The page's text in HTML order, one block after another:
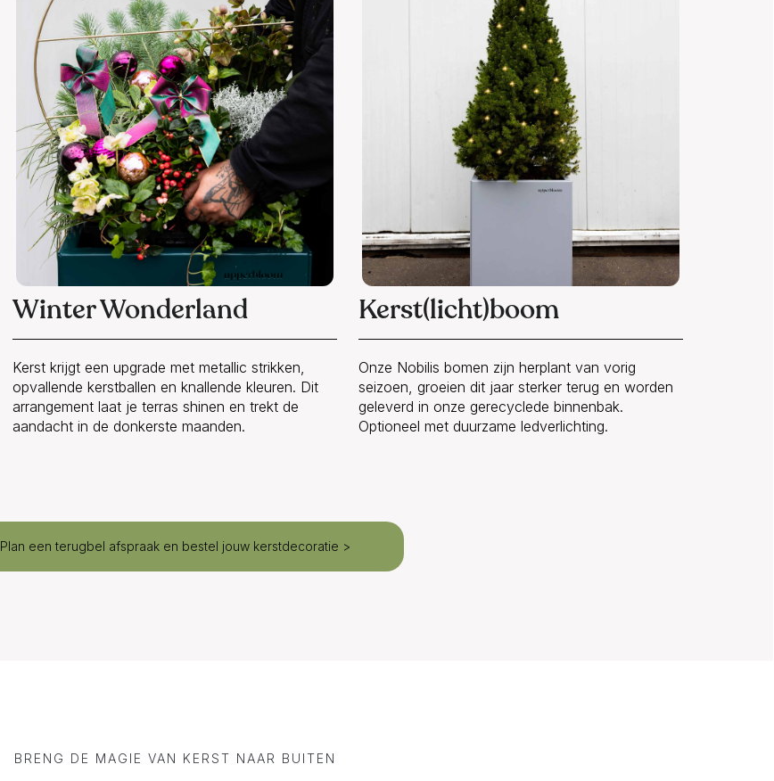
Winter Wonderland
Kerst krijgt een upgrade met metallic strikken,
opvallende kerstballen en knallende kleuren. Dit
arrangement laat je terras shinen en trekt de
aandacht in de donkerste maanden.
Kerst(licht)boom
Onze Nobilis bomen zijn herplant van vorig
seizoen, groeien dit jaar sterker terug en worden
geleverd in onze gerecyclede binnenbak.
Optioneel met duurzame ledverlichting.
Plan een terugbel afspraak en bestel jouw kerstdecoratie >
BRENG DE MAGIE VAN KERST NAAR BUITEN